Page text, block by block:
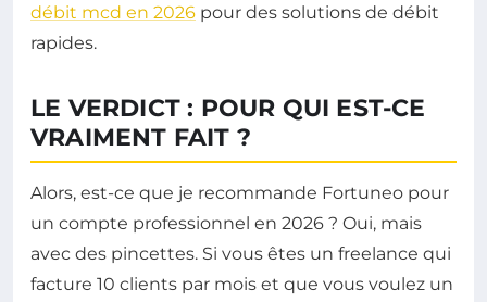
débit mcd en 2026 pour des solutions de débit
rapides.
LE VERDICT : POUR QUI EST-CE
VRAIMENT FAIT ?
Alors, est-ce que je recommande Fortuneo pour
un compte professionnel en 2026 ? Oui, mais
avec des pincettes. Si vous êtes un freelance qui
facture 10 clients par mois et que vous voulez un